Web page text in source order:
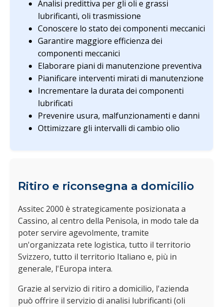
Analisi predittiva per gli oli e grassi
lubrificanti, oli trasmissione
Conoscere lo stato dei componenti meccanici
Garantire maggiore efficienza dei
componenti meccanici
Elaborare piani di manutenzione preventiva
Pianificare interventi mirati di manutenzione
Incrementare la durata dei componenti
lubrificati
Prevenire usura, malfunzionamenti e danni
Ottimizzare gli intervalli di cambio olio
Ritiro e riconsegna a domicilio
Assitec 2000 è strategicamente posizionata a
Cassino, al centro della Penisola, in modo tale da
poter servire agevolmente, tramite
un'organizzata rete logistica, tutto il territorio
Svizzero, tutto il territorio Italiano e, più in
generale, l'Europa intera.
Grazie al servizio di ritiro a domicilio, l'azienda
può offrire il servizio di analisi lubrificanti (oli